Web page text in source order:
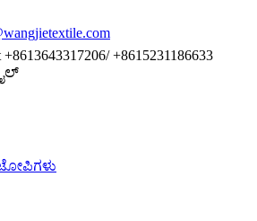
+8613643317206/ +8615231186633